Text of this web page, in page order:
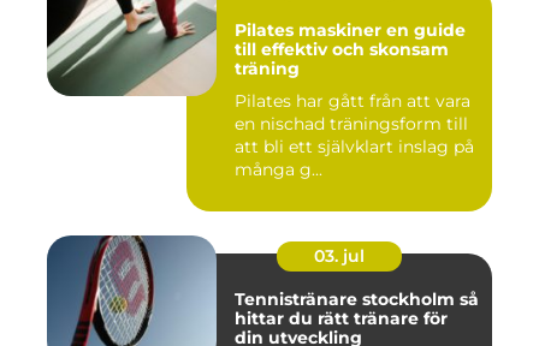
Pilates maskiner en guide
till effektiv och skonsam
träning
Pilates har gått från att vara
en nischad träningsform till
att bli ett självklart inslag på
många g...
03. jul
Tennistränare stockholm så
hittar du rätt tränare för
din utveckling